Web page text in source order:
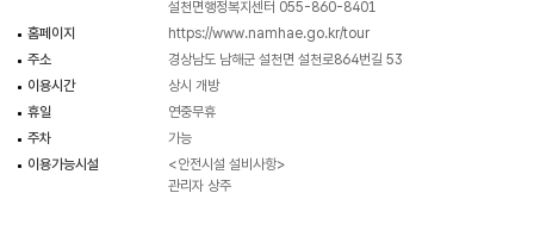
설천면행정복지센터 055-860-8401
홈페이지
https://www.namhae.go.kr/tour
주소
경상남도 남해군 설천면 설천로864번길 53
이용시간
상시 개방
휴일
연중무휴
주차
가능
이용가능시설
<안전시설 설비사항>
관리자 상주